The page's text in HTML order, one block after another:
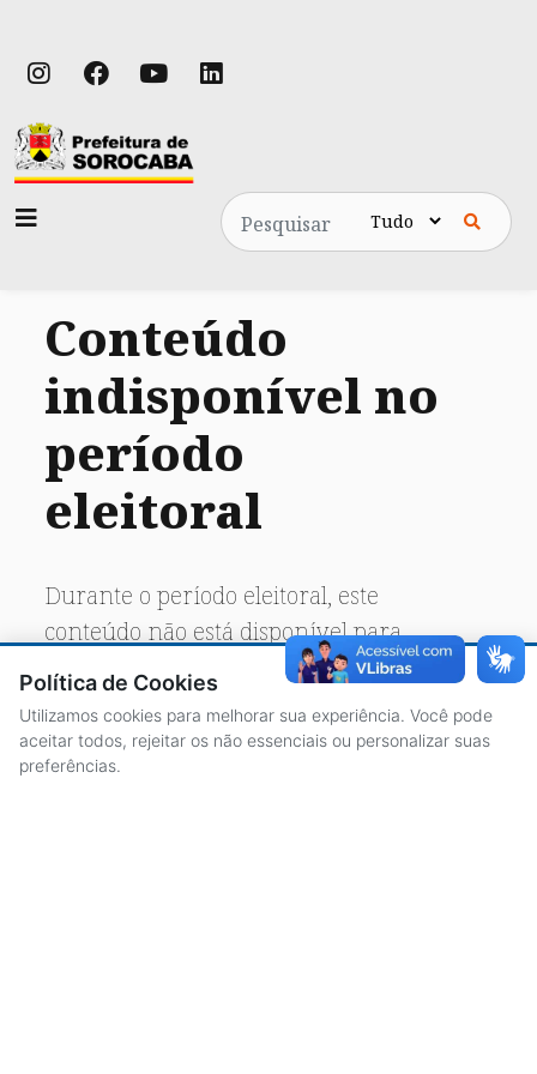
Pesquisa
Conteúdo
indisponível no
período
eleitoral
Durante o período eleitoral, este
conteúdo não está disponível para
acesso público.
Política de Cookies
Utilizamos cookies para melhorar sua experiência. Você pode
aceitar todos, rejeitar os não essenciais ou personalizar suas
preferências.